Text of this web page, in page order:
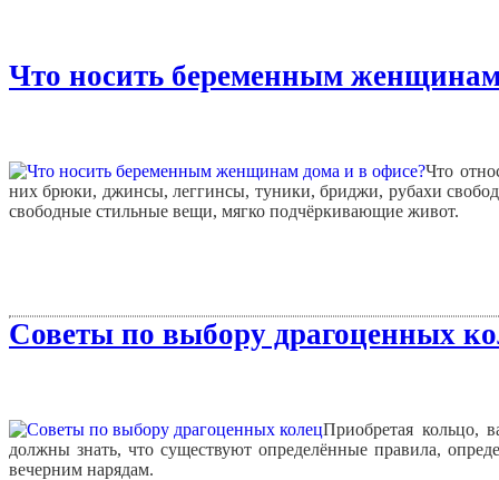
Что носить беременным
Что
них брюки, джинсы, леггинсы, туники, бриджи, рубахи
свободные стильные вещи, мягко подчёркивающие живот.
Советы по выбору драгоценных
Приобретая кольцо,
должны знать, что существуют определённые правила,
вечерним нарядам.